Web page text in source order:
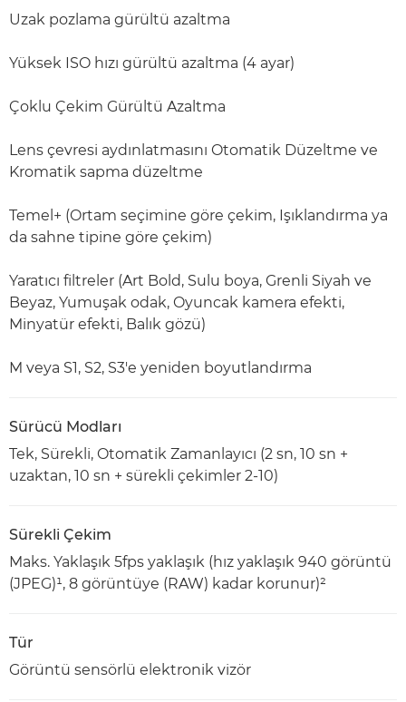
Uzak pozlama gürültü azaltma
Yüksek ISO hızı gürültü azaltma (4 ayar)
Çoklu Çekim Gürültü Azaltma
Lens çevresi aydınlatmasını Otomatik Düzeltme ve
Kromatik sapma düzeltme
Temel+ (Ortam seçimine göre çekim, Işıklandırma ya
da sahne tipine göre çekim)
Yaratıcı filtreler (Art Bold, Sulu boya, Grenli Siyah ve
Beyaz, Yumuşak odak, Oyuncak kamera efekti,
Minyatür efekti, Balık gözü)
M veya S1, S2, S3'e yeniden boyutlandırma
Sürücü Modları
Tek, Sürekli, Otomatik Zamanlayıcı (2 sn, 10 sn +
uzaktan, 10 sn + sürekli çekimler 2-10)
Sürekli Çekim
Maks. Yaklaşık 5fps yaklaşık (hız yaklaşık 940 görüntü
(JPEG)¹, 8 görüntüye (RAW) kadar korunur)²
Tür
Görüntü sensörlü elektronik vizör